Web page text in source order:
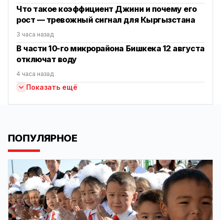
Что такое коэффициент Джини и почему его
рост — тревожный сигнал для Кыргызстана
3 часа назад
В части 10-го микрорайона Бишкека 12 августа
отключат воду
4 часа назад
Показать ещё
ПОПУЛЯРНОЕ